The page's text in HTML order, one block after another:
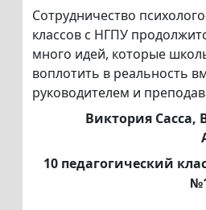
Сотрудничество
классов с НГПУ
много идей, которые
воплотить в реальность
руководителем и
Виктория Сасса,
10 педагогический